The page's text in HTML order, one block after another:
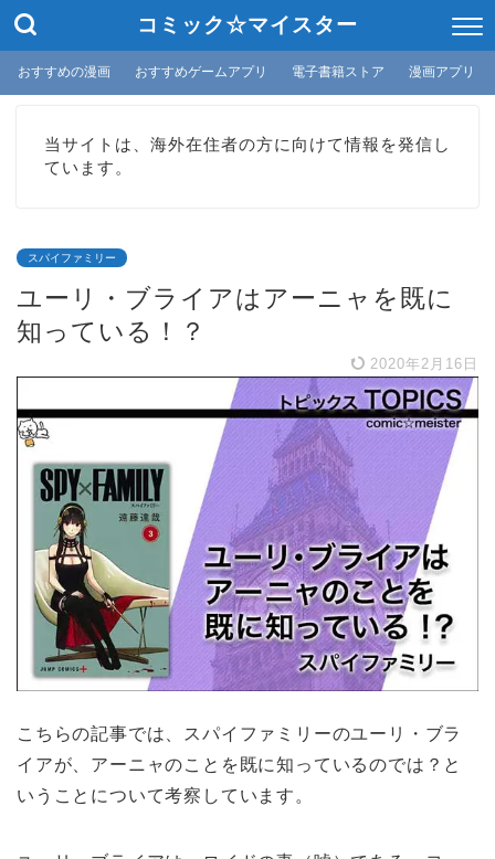
コミック☆マイスター
おすすめの漫画 おすすめゲームアプリ 電子書籍ストア 漫画アプリ
当サイトは、海外在住者の方に向けて情報を発信し
ています。
スパイファミリー
ユーリ・ブライアはアーニャを既に
知っている！？
2020年2月16日
こちらの記事では、スパイファミリーのユーリ・ブラ
イアが、アーニャのことを既に知っているのでは？と
いうことについて考察しています。